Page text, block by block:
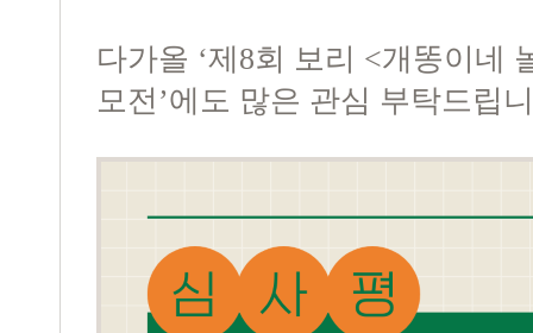
다가올 ‘제8회 보리 <개똥이네
모전’에도 많은 관심 부탁드립